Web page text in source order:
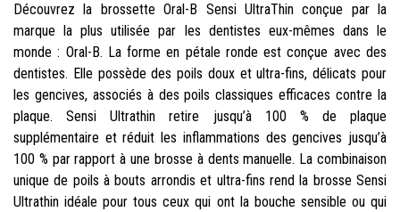
Découvrez la brossette Oral-B Sensi UltraThin conçue par la
marque la plus utilisée par les dentistes eux-mêmes dans le
monde : Oral-B. La forme en pétale ronde est conçue avec des
dentistes. Elle possède des poils doux et ultra-fins, délicats pour
les gencives, associés à des poils classiques efficaces contre la
plaque. Sensi Ultrathin retire jusqu’à 100 % de plaque
supplémentaire et réduit les inflammations des gencives jusqu’à
100 % par rapport à une brosse à dents manuelle. La combinaison
unique de poils à bouts arrondis et ultra-fins rend la brosse Sensi
Ultrathin idéale pour tous ceux qui ont la bouche sensible ou qui